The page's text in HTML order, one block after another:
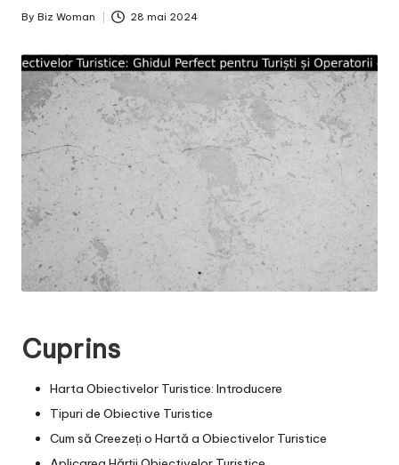
Posted
By Biz Woman 28 mai 2024
Cuprins
Harta Obiectivelor Turistice: Introducere
Tipuri de Obiective Turistice
Cum să Creezeți o Hartă a Obiectivelor Turistice